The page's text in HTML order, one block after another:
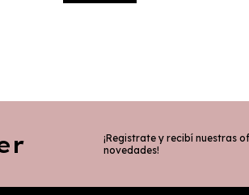
¡Registrate y recibí nuestras
novedades!